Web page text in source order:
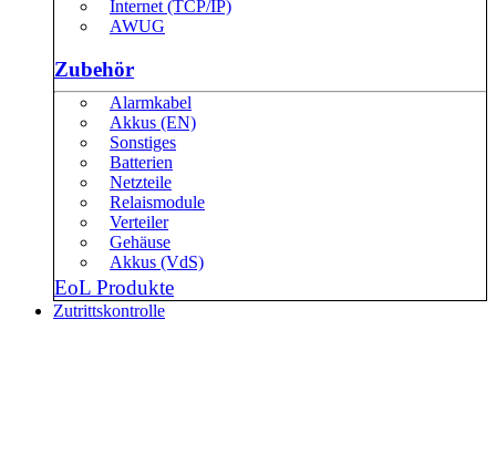
Internet (TCP/IP)
AWUG
Zubehör
Alarmkabel
Akkus (EN)
Sonstiges
Batterien
Netzteile
Relaismodule
Verteiler
Gehäuse
Akkus (VdS)
EoL Produkte
Zutrittskontrolle